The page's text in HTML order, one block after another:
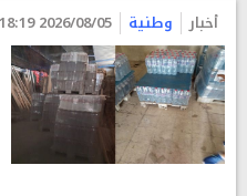
أخبار وطنية 2026/08/05 18:19